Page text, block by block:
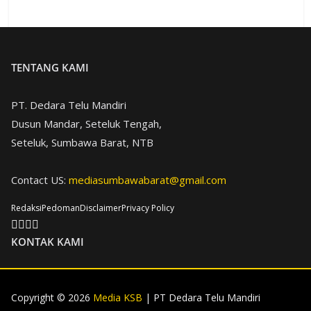
TENTANG KAMI
PT. Dedara Telu Mandiri
Dusun Mandar, Seteluk Tengah,
Seteluk, Sumbawa Barat, NTB
Contact US: mediasumbawabarat@gmail.com
RedaksiPedomanDisclaimerPrivacy Policy
KONTAK KAMI
Copyright © 2026 Media KSB | PT Dedara Telu Mandiri